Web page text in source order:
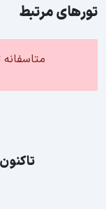
تورهای مرتبط